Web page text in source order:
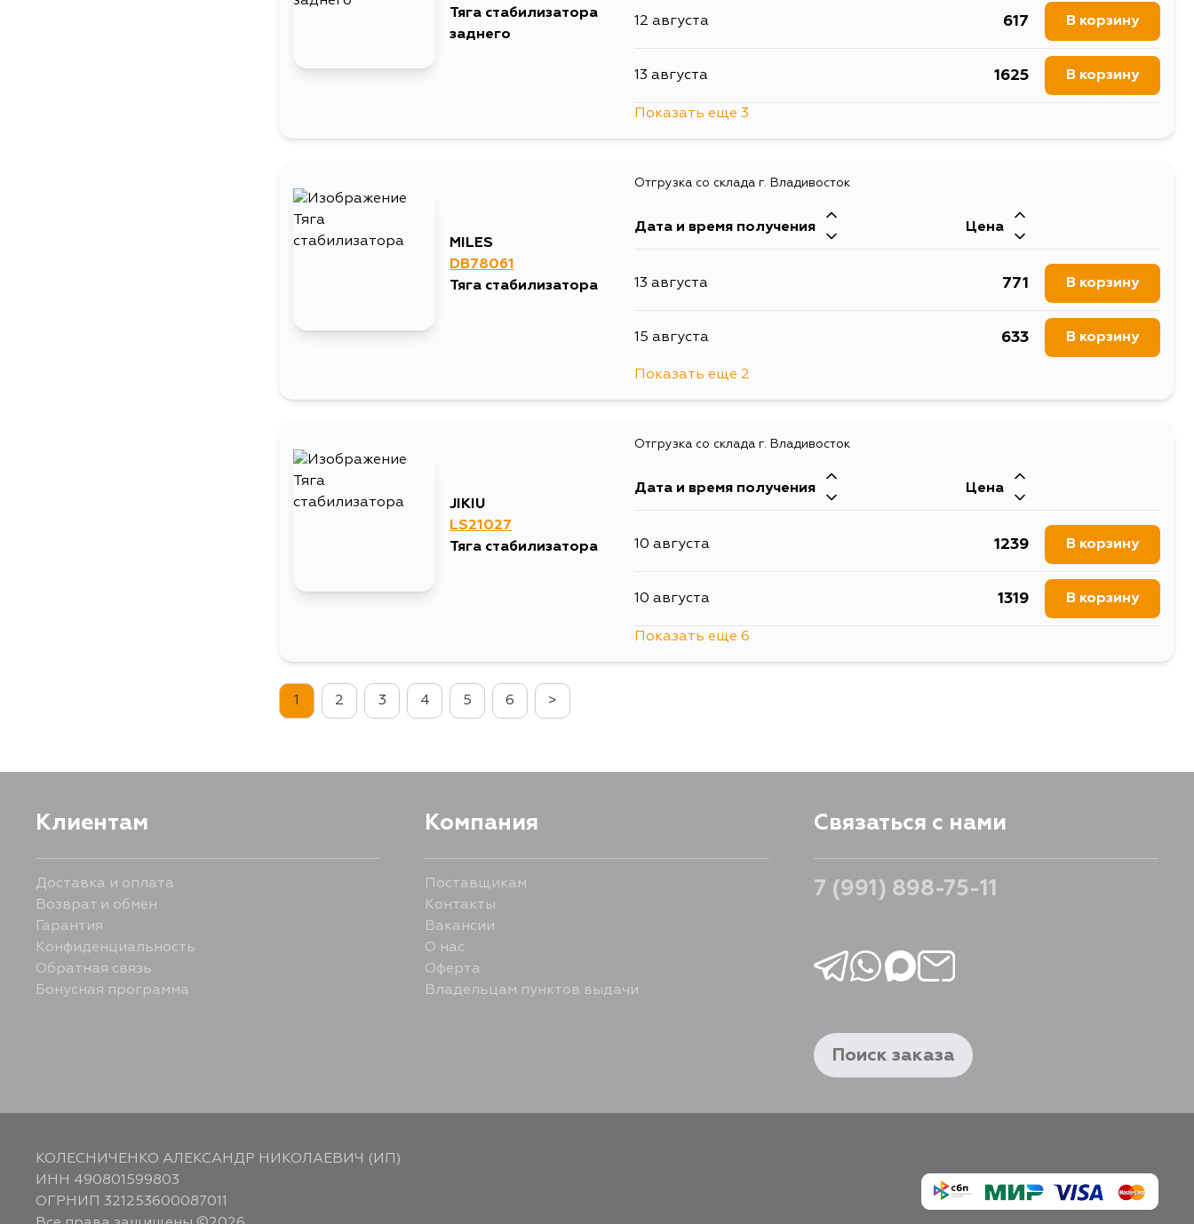
15 августа 1109 В корзину
30 августа 913 В корзину
5 сентября 913 В корзину
Тяга стабилизатора
заднего
12 августа 617 В корзину
13 августа 1625 В корзину
17 августа
19 августа 617
Показать еще 3
MILES
DB78061
Тяга стабилизатора
Отгрузка со склада г. Владивосток
Дата и время получения Цена
13 августа 771 В корзину
15 августа 633 В корзину
6 сентября
Показать еще 2
JIKIU
LS21027
Тяга стабилизатора
Отгрузка со склада г. Владивосток
Дата и время получения Цена
10 августа 1239 В корзину
10 августа 1319 В корзину
1319
Показать еще 6
1 2 3 4 5 6 >
Клиентам
Доставка и оплата
Возврат и обмен
Гарантия
Конфиденциальность
Обратная связь
Бонусная программа
Компания
Поставщикам
Контакты
Вакансии
О нас
Оферта
Владельцам пунктов выдачи
Связаться с нами
7 (991) 898-75-11
Поиск заказа
КОЛЕСНИЧЕНКО АЛЕКСАНДР НИКОЛАЕВИЧ (ИП)
ИНН 490801599803
ОГРНИП 321253600087011